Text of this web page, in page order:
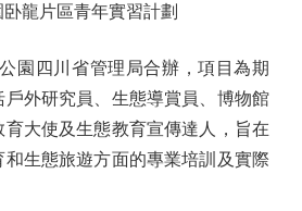
片區青年實習計劃
四川省管理局合辦，項目為期
戶外研究員、生態導賞員、博物館
大使及生態教育宣傳達人，旨在
生態旅遊方面的專業培訓及實際